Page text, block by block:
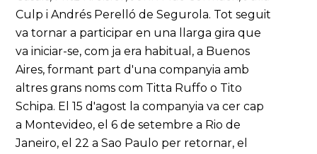
Culp i Andrés Perelló de Segurola. Tot seguit
va tornar a participar en una llarga gira que
va iniciar-se, com ja era habitual, a Buenos
Aires, formant part d'una companyia amb
altres grans noms com Titta Ruffo o Tito
Schipa. El 15 d'agost la companyia va cer cap
a Montevideo, el 6 de setembre a Rio de
Janeiro, el 22 a Sao Paulo per retornar, el